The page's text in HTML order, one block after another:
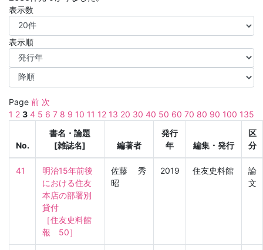
表示数
表示順
Page 前 次
1 2 3 4 5 6 7 8 9 10 11 12 13 20 30 40 50 60 70 80 90 100 135
No.
書名・論題
[雑誌名]
編著者
発行
年
編集・発行
区
分
41
明治15年前後
における住友
本店の部署別
貸付
［住友史料館
報　50］
佐藤 秀
昭
2019 住友史料館
論
文